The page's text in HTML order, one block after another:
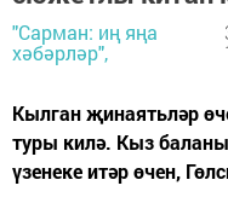
"Сарман: иң яңа
хәбәрләр",
Кылган җинаятьләр
туры килә. Кыз
үзенеке итәр өчен,